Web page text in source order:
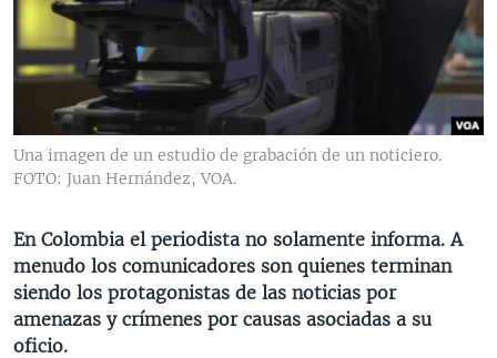
VENEZUELA
BRASIL
NICARAGUA
ECONOMÍA
ENTRETENIMIENTO Y CULTURA
TECNOLOGÍA
DEPORTES
CIENCIA Y SALUD
MULTIMEDIA
VIDEOS
FOTOGRAFÍA
AUDIOS
PROGRAMAS TV
EL MUNDO AL DÍA
FORO INTERAMERICANO
VISIÓN 360
PANORAMA
AVANCE INFORMATIVO
AUDIONOTICIAS
ESTADOS UNIDOS AL DÍA
EL MUNDO AL DÍA [RADIO]
FORO [RADIO]
DIRECT
DOCUMENTALES DE LA VOA
Learning English
SÍGANOS
Una imagen de un estudio de grabación de un noticiero.
FOTO: Juan Hernández, VOA.
En Colombia el periodista no solamente informa. A
menudo los comunicadores son quienes terminan
siendo los protagonistas de las noticias por
amenazas y crímenes por causas asociadas a su
oficio.